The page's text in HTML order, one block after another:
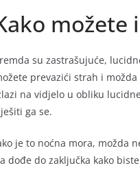
su zastrašujuće,
prevazići strah i
na vidjelo u obliku
ga se.
je to noćna mora, možda
dođe do zaključka kako